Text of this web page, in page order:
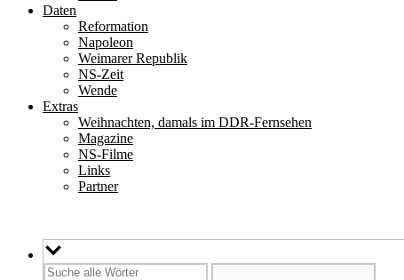
Daten
Reformation
Napoleon
Weimarer Republik
NS-Zeit
Wende
Extras
Weihnachten, damals im DDR-Fernsehen
Magazine
NS-Filme
Links
Partner